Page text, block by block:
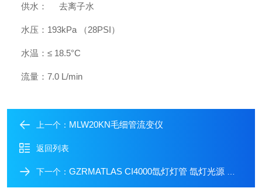
供水： 去离子水
水压： 193kPa （28PSI）
水温： ≤ 18.5°C
流量： 7.0 L/min
上一个： MLW20KN毛细管流变仪
返回列表
下一个： GZRMATLAS CI4000氙灯灯管 氙灯光源 国产平替